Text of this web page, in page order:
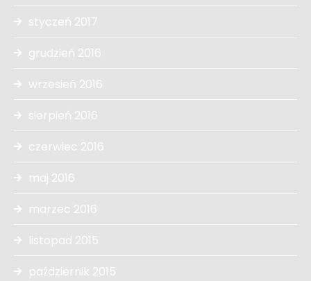
styczeń 2017
grudzień 2016
wrzesień 2016
sierpień 2016
czerwiec 2016
maj 2016
marzec 2016
listopad 2015
październik 2015